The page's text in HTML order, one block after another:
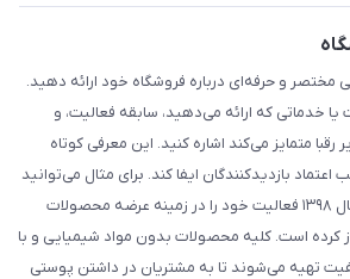
و حرفه‌ای درباره فروشگاه خود ارائه دهید.
خدماتی که ارائه می‌دهید، سابقه فعالیت، و
رقبا متمایز می‌کند اشاره کنید. این معرفی کوتاه
بازدیدکنندگان ایفا کند. برای مثال می‌توانید
بنویسید: «فروشگاه ما از سال ۱۳۹۸ فعالیت خود را در زمینه عرضه محصولات
کرده است. کلیه محصولات بدون مواد شیمیایی و با
تهیه می‌شوند تا به مشتریان در داشتن پوستی